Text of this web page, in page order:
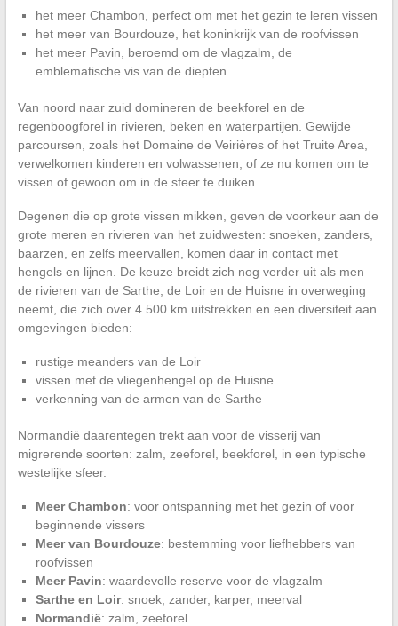
het meer Chambon, perfect om met het gezin te leren vissen
het meer van Bourdouze, het koninkrijk van de roofvissen
het meer Pavin, beroemd om de vlagzalm, de
emblematische vis van de diepten
Van noord naar zuid domineren de beekforel en de
regenboogforel in rivieren, beken en waterpartijen. Gewijde
parcoursen, zoals het Domaine de Veirières of het Truite Area,
verwelkomen kinderen en volwassenen, of ze nu komen om te
vissen of gewoon om in de sfeer te duiken.
Degenen die op grote vissen mikken, geven de voorkeur aan de
grote meren en rivieren van het zuidwesten: snoeken, zanders,
baarzen, en zelfs meervallen, komen daar in contact met
hengels en lijnen. De keuze breidt zich nog verder uit als men
de rivieren van de Sarthe, de Loir en de Huisne in overweging
neemt, die zich over 4.500 km uitstrekken en een diversiteit aan
omgevingen bieden:
rustige meanders van de Loir
vissen met de vliegenhengel op de Huisne
verkenning van de armen van de Sarthe
Normandië daarentegen trekt aan voor de visserij van
migrerende soorten: zalm, zeeforel, beekforel, in een typische
westelijke sfeer.
Meer Chambon: voor ontspanning met het gezin of voor
beginnende vissers
Meer van Bourdouze: bestemming voor liefhebbers van
roofvissen
Meer Pavin: waardevolle reserve voor de vlagzalm
Sarthe en Loir: snoek, zander, karper, meerval
Normandië: zalm, zeeforel